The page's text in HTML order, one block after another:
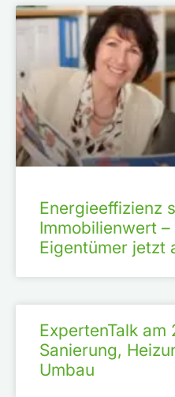
Energieeffizienz
Immobilienwert
Eigentümer jetzt
ExpertenTalk am
Sanierung,
Umbau